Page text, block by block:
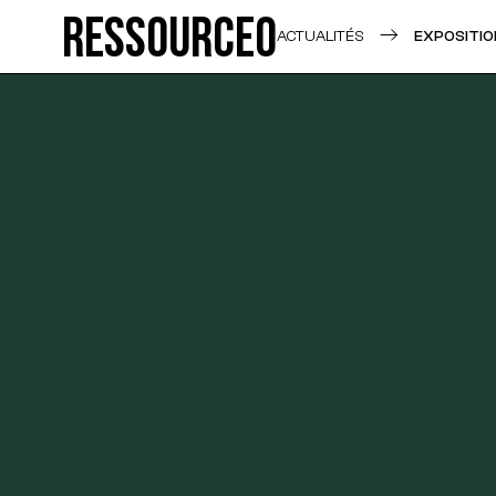
Ressource0ACTUALITÉS